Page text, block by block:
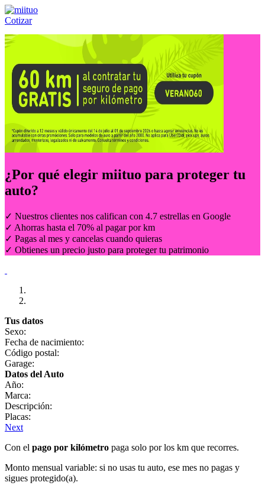
Cotizar
Llámanos al:(55) 84-21-05-00 ó
¿Por qué elegir miituo para proteger tu
auto?
✓ Nuestros clientes nos califican con 4.7 estrellas en Google
✓ Ahorras hasta el 70% al pagar por km
✓ Pagas al mes y cancelas cuando quieras
✓ Obtienes un precio justo para proteger tu patrimonio
Tus datos
Sexo:
Fecha de nacimiento:
Código postal:
Garage:
Datos del Auto
Año:
Marca:
Descripción:
Placas:
Next
Con el pago por kilómetro paga solo por los km que recorres.
Monto mensual variable: si no usas tu auto, ese mes no pagas y
sigues protegido(a).